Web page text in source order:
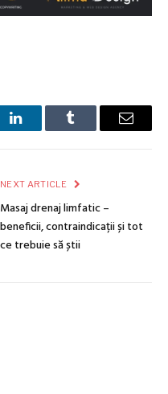
LinkedInTumblr Email
NEXT ARTICLE
Masaj drenaj limfatic –
beneficii, contraindicații și tot
ce trebuie să știi